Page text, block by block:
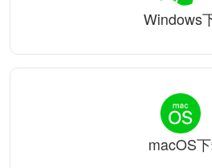
Windows
macOS